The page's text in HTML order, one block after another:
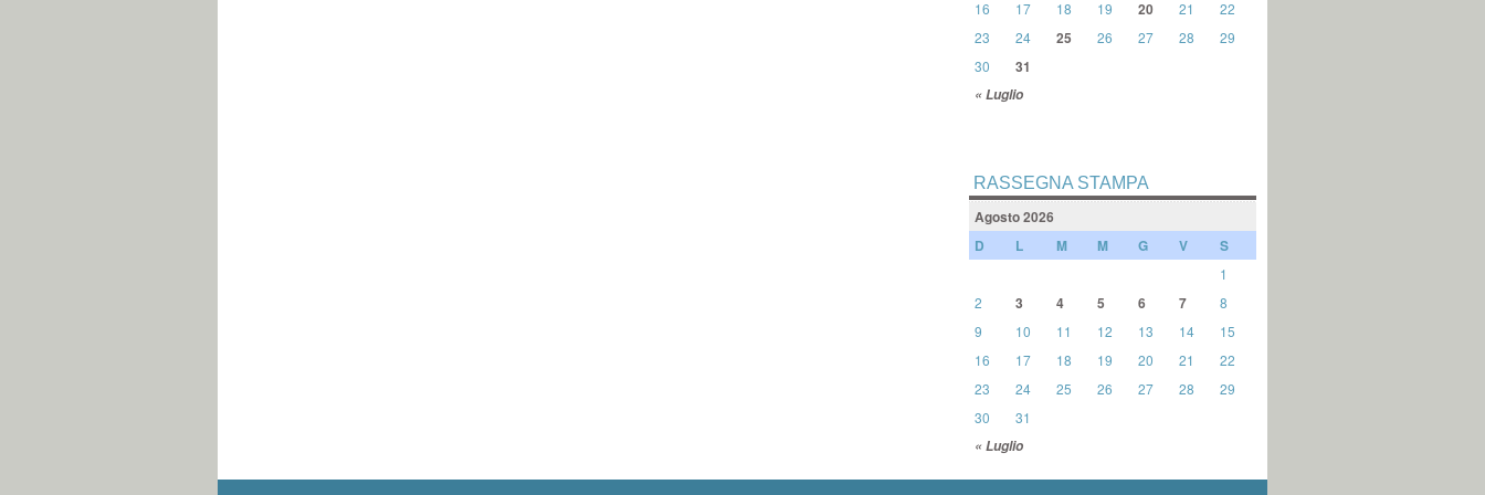
« Luglio
16
17 18 19 20 21
22
23
24 25 26 27 28
29
30
31
RASSEGNA STAMPA
Agosto 2026
D
L M M G V S
« Luglio
1
2
3 4 5 6 7
8
9
10 11 12 13 14
15
16
17 18 19 20 21
22
23
24 25 26 27 28
29
30
31